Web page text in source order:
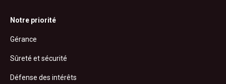
Notre priorité
Gérance
Sûreté et sécurité
Défense des intérêts